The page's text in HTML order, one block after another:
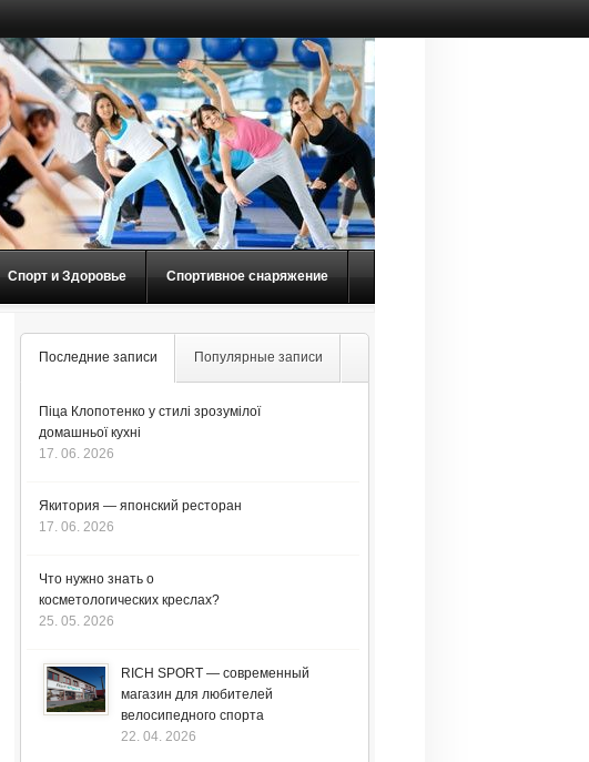
Спорт и Здоровье Спортивное снаряжение
Последние записи Популярные записи
Піца Клопотенко у стилі зрозумілої
домашньої кухні
17. 06. 2026
Якитория — японский ресторан
17. 06. 2026
Что нужно знать о
косметологических креслах?
25. 05. 2026
RICH SPORT — современный
магазин для любителей
велосипедного спорта
22. 04. 2026